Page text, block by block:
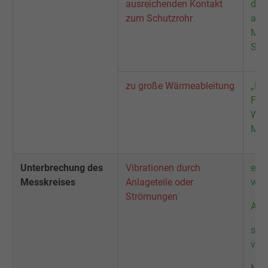
ausreichenden Kontakt
zum Schutzrohr
zu große Wärmeableitung
Unterbrechung des
Messkreises
Vibrationen durch
Anlageteile oder
Strömungen